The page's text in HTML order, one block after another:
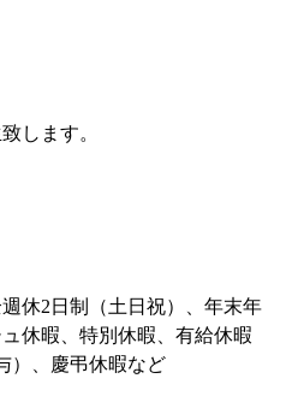
します。
休2日制（土日祝）、年末年
休暇、特別休暇、有給休暇
）、慶弔休暇など